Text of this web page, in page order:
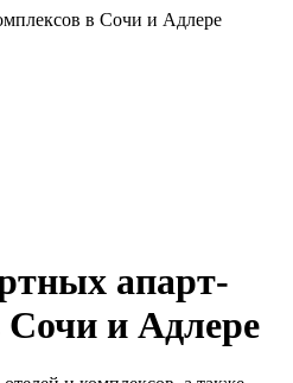
в Сочи и Адлере
апарт-
Сочи и Адлере